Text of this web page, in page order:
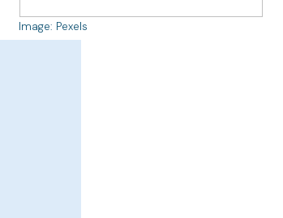
Image: Pexels